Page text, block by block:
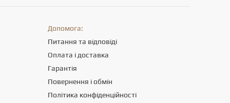
Допомога:
Питання та відповіді
Оплата і доставка
Гарантія
Повернення і обмін
Політика конфіденційності